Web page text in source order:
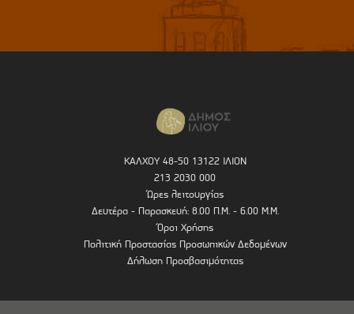
ΚΑΛΧΟΥ 48-50 13122 ΙΛΙΟΝ
213 2030 000
Ώρες λειτουργίας
Δευτέρα - Παρασκευή: 8.00 Π.Μ. - 6.00 Μ.Μ.
Όροι Χρήσης
Πολιτική Προστασίας Προσωπικών Δεδομένων
Δήλωση Προσβασιμότητας